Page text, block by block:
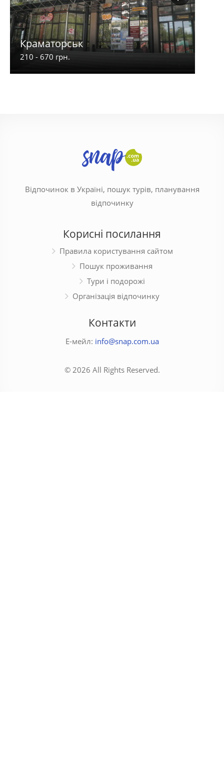
Краматорськ
210 - 670 грн.
Відпочинок в Україні, пошук турів, планування
відпочинку
Корисні посилання
Правила користування сайтом
Пошук проживання
Тури і подорожі
Організація відпочинку
Контакти
Е-мейл: info@snap.com.ua
© 2026 All Rights Reserved.